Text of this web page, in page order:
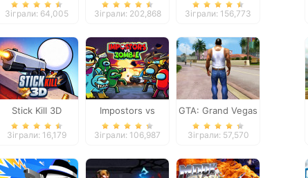
Zombie Shooter
Зіграли: 64,005 Зіграли: 202,868
Defense Online
Зіграли: 156,773
Stick Kill 3D
Зіграли: 16,179
Impostors vs
Zombies: Survival
Зіграли: 106,987
GTA: Grand Vegas
Crime
Зіграли: 57,570